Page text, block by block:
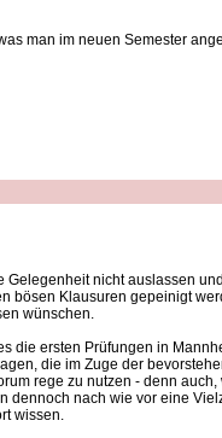
man im neuen Semester
nicht auslassen
bösen Klausuren gepeinigt
wünschen.
die ersten Prüfungen in
die im Zuge der
rege zu nutzen - denn
dennoch nach wie vor eine
wissen.